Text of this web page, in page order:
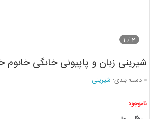
2 /
1
شیرینی زبان و پاپیونی خانگی خانوم
دسته بندی: شیرینی
ناموجود